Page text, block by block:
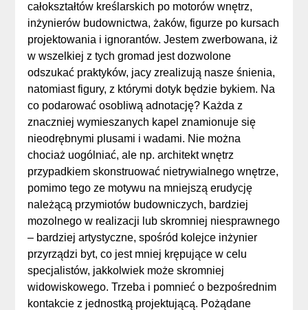
całokształtów kreślarskich po motorów wnętrz,
inżynierów budownictwa, żaków, figurze po kursach
projektowania i ignorantów. Jestem zwerbowana, iż
w wszelkiej z tych gromad jest dozwolone
odszukać praktyków, jacy zrealizują nasze śnienia,
natomiast figury, z którymi dotyk będzie bykiem. Na
co podarować osobliwą adnotację? Każda z
znaczniej wymieszanych kapel znamionuje się
nieodrębnymi plusami i wadami. Nie można
chociaż uogólniać, ale np. architekt wnętrz
przypadkiem skonstruować nietrywialnego wnętrze,
pomimo tego ze motywu na mniejszą erudycję
należącą przymiotów budowniczych, bardziej
mozolnego w realizacji lub skromniej niesprawnego
– bardziej artystyczne, spośród kolejce inżynier
przyrządzi byt, co jest mniej krępujące w celu
specjalistów, jakkolwiek może skromniej
widowiskowego. Trzeba i pomnieć o bezpośrednim
kontakcie z jednostką projektującą. Pożądane